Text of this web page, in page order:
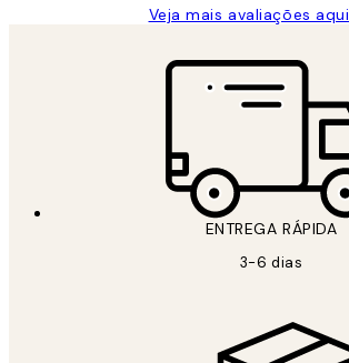
Veja mais avaliações aqui
ENTREGA RÁPIDA
3-6 dias